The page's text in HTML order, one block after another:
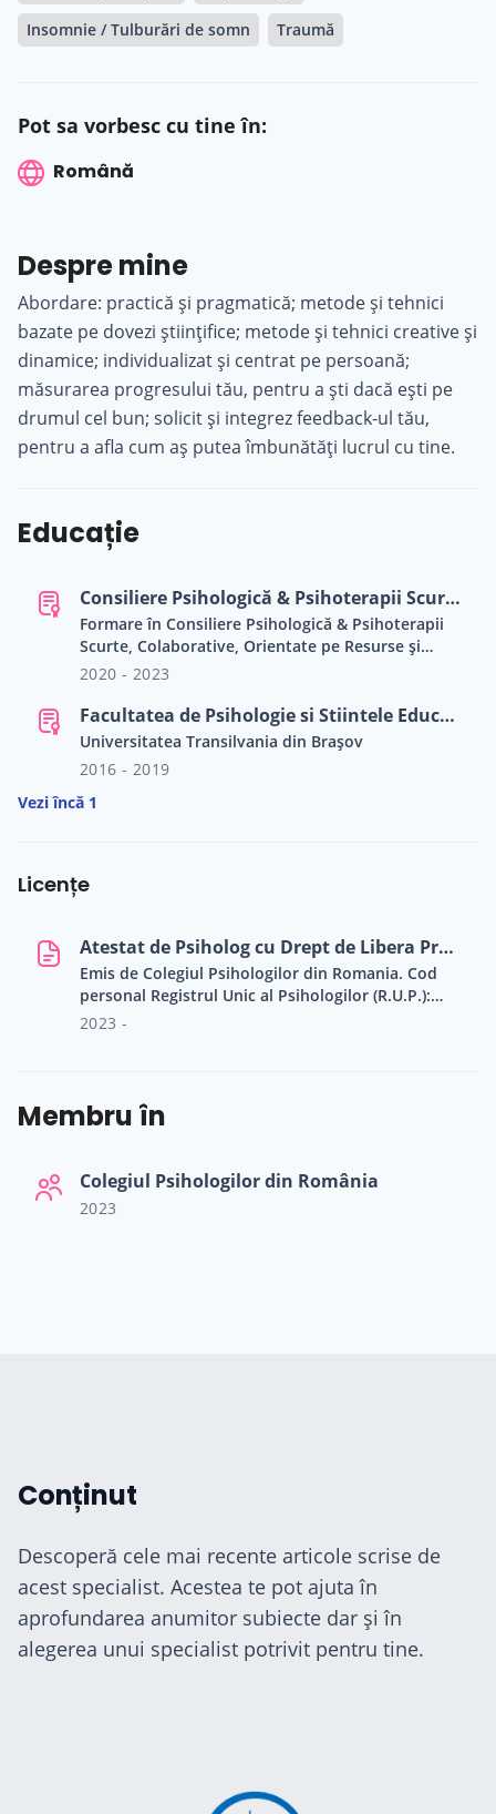
Insomnie / Tulburări de somn
Traumă
Pot sa vorbesc cu tine în:
Română
Despre mine
Abordare: practică și pragmatică; metode și tehnici
bazate pe dovezi științifice; metode și tehnici creative și
dinamice; individualizat și centrat pe persoană;
măsurarea progresului tău, pentru a ști dacă ești pe
drumul cel bun; solicit și integrez feedback-ul tău,
pentru a afla cum aș putea îmbunătăți lucrul cu tine.
Educație
Consiliere Psihologică & Psihoterapii Scurte, Colaborative, Orientate pe Resurse şi Soluţii
Formare în Consiliere Psihologică & Psihoterapii
Scurte, Colaborative, Orientate pe Resurse şi
Soluţii. Asociația Română de Terapii Scurte
2020 - 2023
Facultatea de Psihologie si Stiintele Educatiei
Universitatea Transilvania din Brașov
2016 - 2019
Vezi încă 1
Licențe
Atestat de Psiholog cu Drept de Libera Practica
Emis de Colegiul Psihologilor din Romania. Cod
personal Registrul Unic al Psihologilor (R.U.P.):
31198
2023 -
Membru în
Colegiul Psihologilor din România
2023
Conținut
Descoperă cele mai recente articole scrise de
acest specialist. Acestea te pot ajuta în
aprofundarea anumitor subiecte dar și în
alegerea unui specialist potrivit pentru tine.